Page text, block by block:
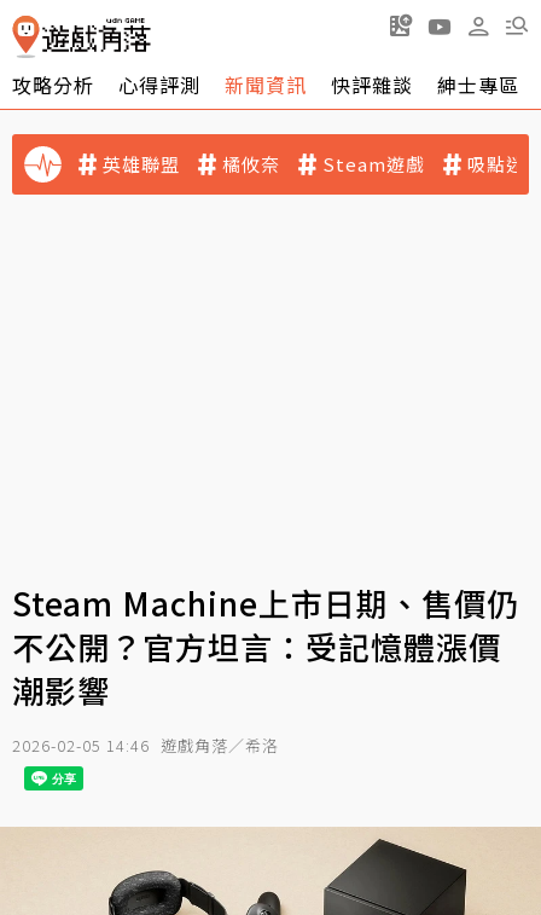
攻略分析 心得評測 新聞資訊 快評雜談 紳士專區
英雄聯盟 橘攸奈 Steam遊戲 吸點迷
Steam Machine上市日期、售價仍
不公開？官方坦言：受記憶體漲價
潮影響
2026-02-05 14:46 遊戲角落／希洛